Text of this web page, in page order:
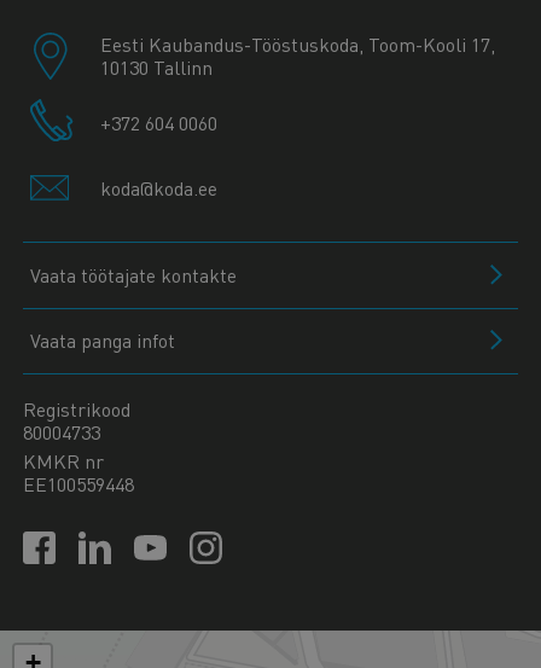
Eesti Kaubandus-Tööstuskoda, Toom-Kooli 17,
10130 Tallinn
+372 604 0060
koda@koda.ee
Vaata töötajate kontakte
Vaata panga infot
Registrikood
80004733
KMKR nr
EE100559448